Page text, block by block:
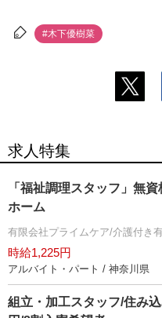
#木下優樹菜
求人特集
「福祉調理スタッフ」無
ホーム
有限会社プライムケア/介護付き
時給1,225円
アルバイト・パート / 神奈川県
組立・加工スタッフ/住み